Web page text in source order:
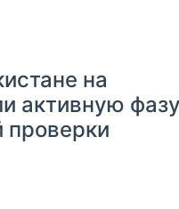
на
активную фазу
проверки